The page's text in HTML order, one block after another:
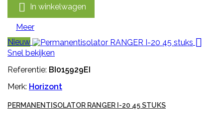
 In winkelwagen
Meer
Nieuw

Snel bekijken
Referentie: BI015929EI
Merk: Horizont
PERMANENTISOLATOR RANGER I-20 45 STUKS